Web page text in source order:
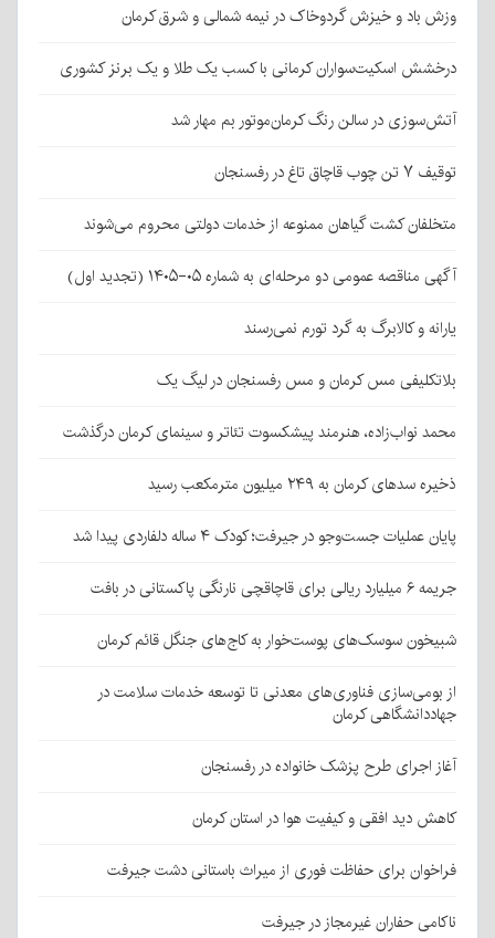
وزش باد و خیزش گردوخاک در نیمه شمالی و شرق کرمان
درخشش اسکیت‌سواران کرمانی با کسب یک طلا و یک برنز کشوری
آتش‌سوزی در سالن رنگ کرمان‌موتور بم مهار شد
توقیف ۷ تن چوب قاچاق تاغ در رفسنجان
متخلفان کشت گیاهان ممنوعه از خدمات دولتی محروم می‌شوند
آگهی مناقصه عمومی دو مرحله‌ای به شماره ۰۵-۱۴۰۵ (تجدید اول)
یارانه و کالابرگ به گرد تورم نمی‌رسند
بلاتکلیفی مس کرمان و مس رفسنجان در لیگ یک
محمد نواب‌زاده، هنرمند پیشکسوت تئاتر و سینمای کرمان درگذشت
ذخیره سدهای کرمان به ۲۴۹ میلیون مترمکعب رسید
پایان عملیات جست‌وجو در جیرفت؛ کودک ۴ ساله دلفاردی پیدا شد
جریمه ۶ میلیارد ریالی برای قاچاقچی نارنگی پاکستانی در بافت
شبیخون سوسک‌های پوست‌خوار به کاج‌های جنگل قائم کرمان
از بومی‌سازی فناوری‌های معدنی تا توسعه خدمات سلامت در
جهاددانشگاهی کرمان
آغاز اجرای طرح پزشک خانواده در رفسنجان
کاهش دید افقی و کیفیت هوا در استان کرمان
فراخوان برای حفاظت فوری از میراث باستانی دشت جیرفت
ناکامی حفاران غیرمجاز در جیرفت